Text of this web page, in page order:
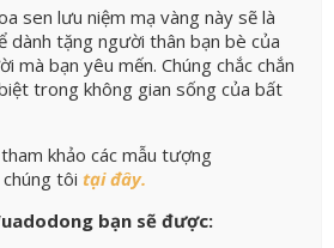
sen lưu niệm mạ vàng này sẽ là
dành tặng người thân bạn bè của
mà bạn yêu mến. Chúng chắc chắn
trong không gian sống của bất
khảo các mẫu tượng
tôi tại đây.
bạn sẽ được: